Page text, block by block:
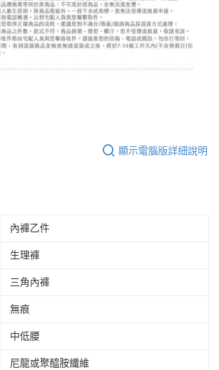
顯示電腦版詳細說明
內褲乙件
生理褲
三角內褲
無痕
中低腰
尼龍或聚醯胺纖維